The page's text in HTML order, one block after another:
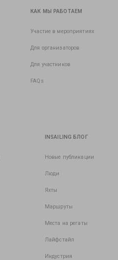
КАК МЫ РАБОТАЕМ
Участие в мероприятиях
Для организаторов
Для участников
FAQs
INSAILING БЛОГ
Новые публикации
Люди
Яхты
Маршруты
Места на регаты
Лайфстайл
Индустрия